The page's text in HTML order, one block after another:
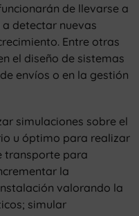
de llevarse a
detectar nuevas
Entre otras
el diseño de sistemas
envíos o en la gestión
simulaciones sobre el
u óptimo para realizar
transporte para
la
valorando la
simular